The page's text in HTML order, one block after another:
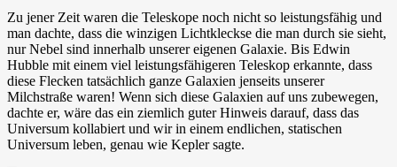
Zu jener Zeit waren die Teleskope noch nicht so leistungsfähig und
man dachte, dass die winzigen Lichtkleckse die man durch sie sieht,
nur Nebel sind innerhalb unserer eigenen Galaxie. Bis Edwin
Hubble mit einem viel leistungsfähigeren Teleskop erkannte, dass
diese Flecken tatsächlich ganze Galaxien jenseits unserer
Milchstraße waren! Wenn sich diese Galaxien auf uns zubewegen,
dachte er, wäre das ein ziemlich guter Hinweis darauf, dass das
Universum kollabiert und wir in einem endlichen, statischen
Universum leben, genau wie Kepler sagte.